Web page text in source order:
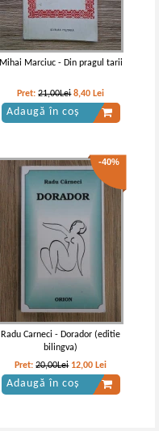
Ion Barbu - Joc secund
Mihai Marciuc - Din pragul tarii
Pret:21,00Lei 8,40 Lei
Adaugă în coș
-40%
Radu Carneci - Dorador (editie
bilingva)
Pret:20,00Lei 12,00 Lei
Adaugă în coș